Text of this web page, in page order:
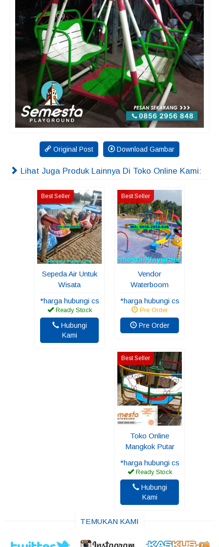
Original Post Download Gambar
Lihat Juga Produk Lainnya Di Toko Online Kami:
Best Seller
Sepeda Air Untuk
Wisata
*harga hubungi cs
Ready Stock
Hubungi
Kami
Best Seller
Vendor
Waterboom
*harga hubungi cs
Pre Order
Pre Order
Best Seller
Toko Online
Mangkok Putar
*harga hubungi cs
Ready Stock
Hubungi
Kami
TEMUKAN KAMI